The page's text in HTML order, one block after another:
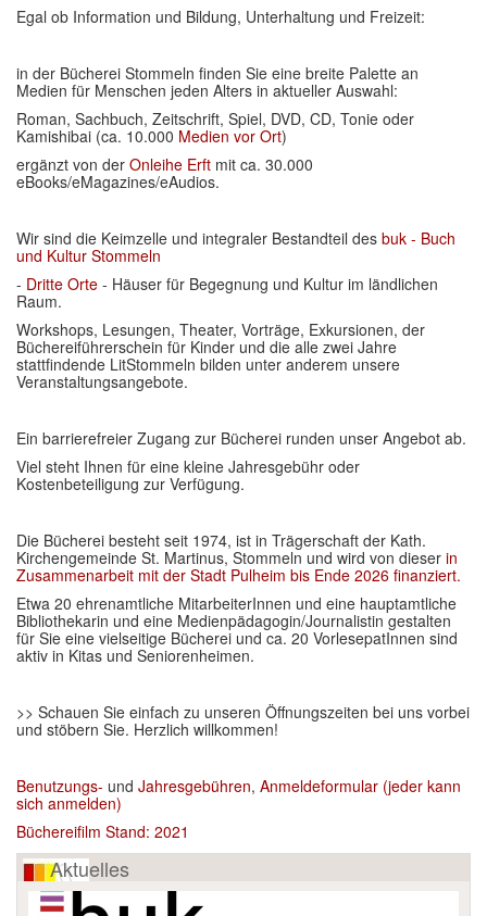
Egal ob Information und Bildung, Unterhaltung und Freizeit:
in der Bücherei Stommeln finden Sie eine breite Palette an
Medien für Menschen jeden Alters in aktueller Auswahl:
Roman, Sachbuch, Zeitschrift, Spiel, DVD, CD, Tonie oder
Kamishibai (ca. 10.000 Medien vor Ort)
ergänzt von der Onleihe Erft mit ca. 30.000
eBooks/eMagazines/eAudios.
Wir sind die Keimzelle und integraler Bestandteil des buk - Buch
und Kultur Stommeln
- Dritte Orte - Häuser für Begegnung und Kultur im ländlichen
Raum.
Workshops, Lesungen, Theater, Vorträge, Exkursionen, der
Büchereiführerschein für Kinder und die alle zwei Jahre
stattfindende LitStommeln bilden unter anderem unsere
Veranstaltungsangebote.
Ein barrierefreier Zugang zur Bücherei runden unser Angebot ab.
Viel steht Ihnen für eine kleine Jahresgebühr oder
Kostenbeteiligung zur Verfügung.
Die Bücherei besteht seit 1974, ist in Trägerschaft der Kath.
Kirchengemeinde St. Martinus, Stommeln und wird von dieser in
Zusammenarbeit mit der Stadt Pulheim bis Ende 2026 finanziert.
Etwa 20 ehrenamtliche MitarbeiterInnen und eine hauptamtliche
Bibliothekarin und eine Medienpädagogin/Journalistin gestalten
für Sie eine vielseitige Bücherei und ca. 20 VorlesepatInnen sind
aktiv in Kitas und Seniorenheimen.
>> Schauen Sie einfach zu unseren Öffnungszeiten bei uns vorbei
und stöbern Sie. Herzlich willkommen!
Benutzungs- und Jahresgebühren, Anmeldeformular (jeder kann
sich anmelden)
Büchereifilm Stand: 2021
Aktuelles